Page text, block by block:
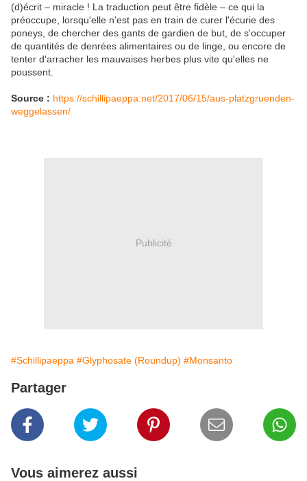
(d)écrit – miracle ! La traduction peut être fidèle – ce qui la
préoccupe, lorsqu'elle n'est pas en train de curer l'écurie des
poneys, de chercher des gants de gardien de but, de s'occuper
de quantités de denrées alimentaires ou de linge, ou encore de
tenter d'arracher les mauvaises herbes plus vite qu'elles ne
poussent.
Source : https://schillipaeppa.net/2017/06/15/aus-platzgruenden-
weggelassen/
Publicité
#Schillipaeppa #Glyphosate (Roundup) #Monsanto
Partager
Vous aimerez aussi